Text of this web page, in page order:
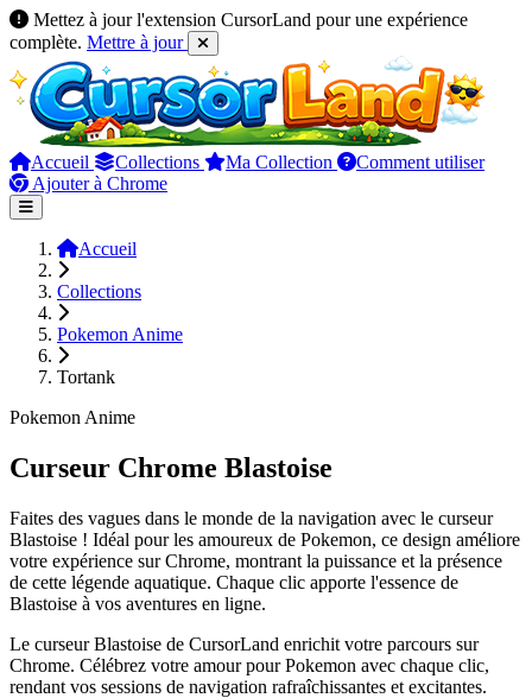
Mettez à jour l'extension CursorLand pour une expérience
complète. Mettre à jour
Accueil Collections Ma Collection
Comment utiliser
Ajouter à Chrome
Accueil
Collections
Pokemon Anime
Tortank
Pokemon Anime
Curseur Chrome Blastoise
Faites des vagues dans le monde de la navigation avec le curseur
Blastoise ! Idéal pour les amoureux de Pokemon, ce design améliore
votre expérience sur Chrome, montrant la puissance et la présence
de cette légende aquatique. Chaque clic apporte l'essence de
Blastoise à vos aventures en ligne.
Le curseur Blastoise de CursorLand enrichit votre parcours sur
Chrome. Célébrez votre amour pour Pokemon avec chaque clic,
rendant vos sessions de navigation rafraîchissantes et excitantes.